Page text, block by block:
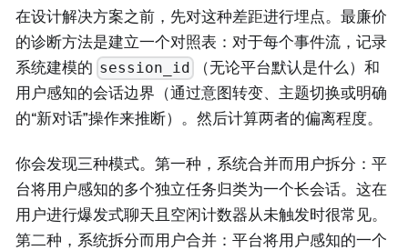
在设计解决方案之前，先对这种差距进行埋点。最廉价
的诊断方法是建立一个对照表：对于每个事件流，记录
系统建模的 session_id
（无论平台默认是什么）和
用户感知的会话边界（通过意图转变、主题切换或明确
的“新对话”操作来推断）。然后计算两者的偏离程度。
你会发现三种模式。第一种，系统合并而用户拆分：平
台将用户感知的多个独立任务归类为一个长会话。这在
用户进行爆发式聊天且空闲计数器从未触发时很常见。
第二种，系统拆分而用户合并：平台将用户感知的一个